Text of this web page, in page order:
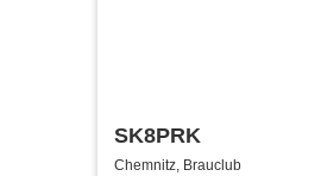
SK8PRK
Chemnitz, Brauclub